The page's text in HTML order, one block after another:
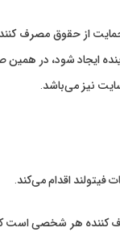
از حقوق مصرف
ایجاد شود، در
نیز می‌باشد.
اقدام می‌کند.
کننده هر شخصی است